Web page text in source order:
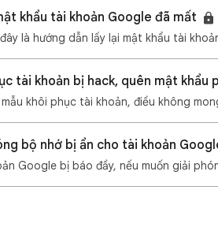
khẩu tài khoản Google đã mất
tài khoản bị hack, quên mật khẩu
bộ nhớ bị ẩn cho tài khoản